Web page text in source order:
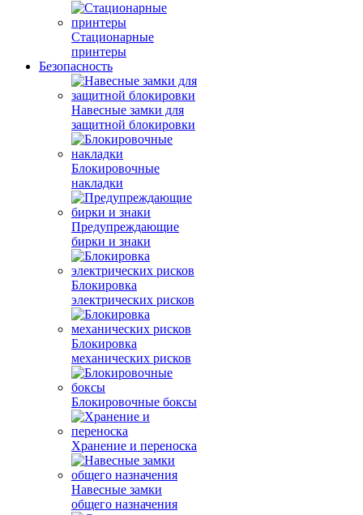
Стационарные
принтеры
Безопасность
Навесные замки для
защитной блокировки
Блокировочные
накладки
Предупреждающие
бирки и знаки
Блокировка
электрических рисков
Блокировка
механических рисков
Блокировочные боксы
Хранение и переноска
Навесные замки
общего назначения